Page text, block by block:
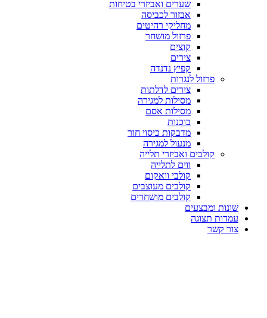
שערים ואביזרי בטיחות
אבזור לכביסה
מחליקי רהיטים
פרזול מושחר
קוצים
צירים
קפיץ נדנדה
פרזול לנגרות
צירים לדלתות
מסילות למגירה
מסילות אסם
בוכנות
מדבקות כיסוי חור
מנעול למגירה
קולבים ואביזרי תלייה
ווים לתלייה
קולבי וואקום
קולבים מעוצבים
קולבים מושחרים
שונות ומבצעים
עמדות תצוגה
צור קשר